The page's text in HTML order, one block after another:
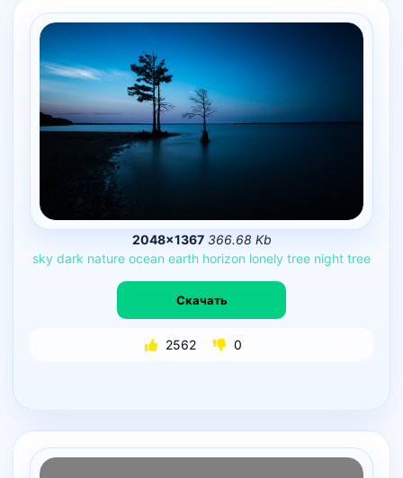
2048×1367 366.68 Kb
sky dark nature ocean earth horizon lonely tree night tree
Скачать
2562 0